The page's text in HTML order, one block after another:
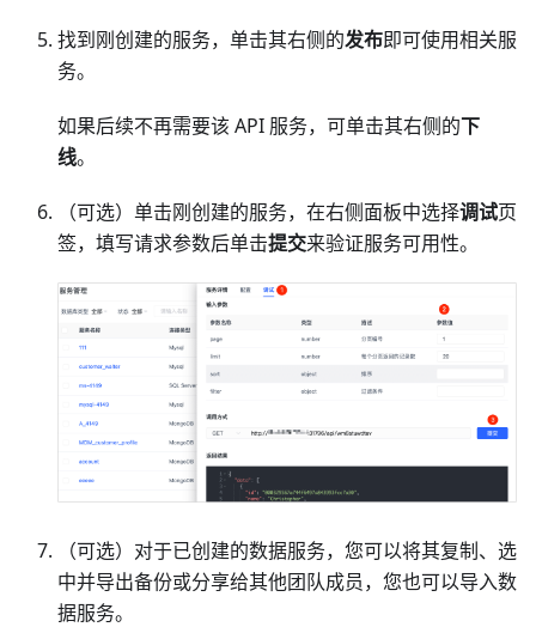
找到刚创建的服务，单击其右侧的发布即可使用相关服
务。
如果后续不再需要该 API 服务，可单击其右侧的下
线。
（可选）单击刚创建的服务，在右侧面板中选择调试页
签，填写请求参数后单击提交来验证服务可用性。
（可选）对于已创建的数据服务，您可以将其复制、选
中并导出备份或分享给其他团队成员，您也可以导入数
据服务。